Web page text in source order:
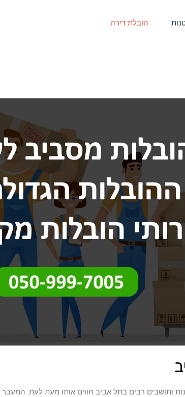
הובלת דירה
ותושבים רבים בתל אביב חווים אותו מעת לעת.